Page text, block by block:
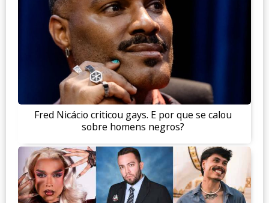
Fred Nicácio criticou gays. E por que se calou
sobre homens negros?